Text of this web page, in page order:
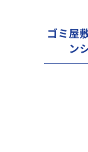
ゴミ屋
ン